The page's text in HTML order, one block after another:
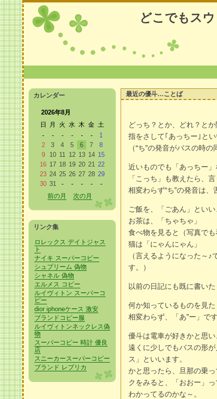
どこでもス
最近の優斗…ことば
どっち？とか、どれ？と
指をさして｢あっちー｣と
（“ち”の発音がバスの時
近いものでも「あっちー
「こっち」も教えたら、
相変わらず“ち”の発音は
ご飯を、「ごあん」といい
お茶は、「ちゃちゃ」
食べ物を見ると（写真で
猫は「にゃんにゃん」
（言えるようになった～
す。）
以前の日記にも既に書い
何か知っているものを見
相変わらず、「あ”ー」で
優斗は電車が好きかと思
遠くに少しでもバスの形
ス」といいます。
かと思ったら、旦那の乗
クをみると、「おおー」
わかってるのかな～。
カレンダー
2026年8月
日
月 火 水 木 金 土
-
- - - - -
1
2
3 4 5 6 7
8
9
10 11 12 13 14 15
16 17 18 19 20 21 22
23 24 25 26 27 28 29
30 31 - - - -
-
前の月
次の月
リンク集
ロレックス デイトジャス
ト
ナイキ スーパーコピー
シュプリーム 偽物
シャネル 偽物
エルメス コピー
ルイヴィトン スーパーコ
ピー
dior iphoneケース 激安
ブランドコピー服
ルイヴィトンネックレス偽
物
スーパーコピー 時計 優良
店
スニーカースーパーコピー
ブランド レプリカ